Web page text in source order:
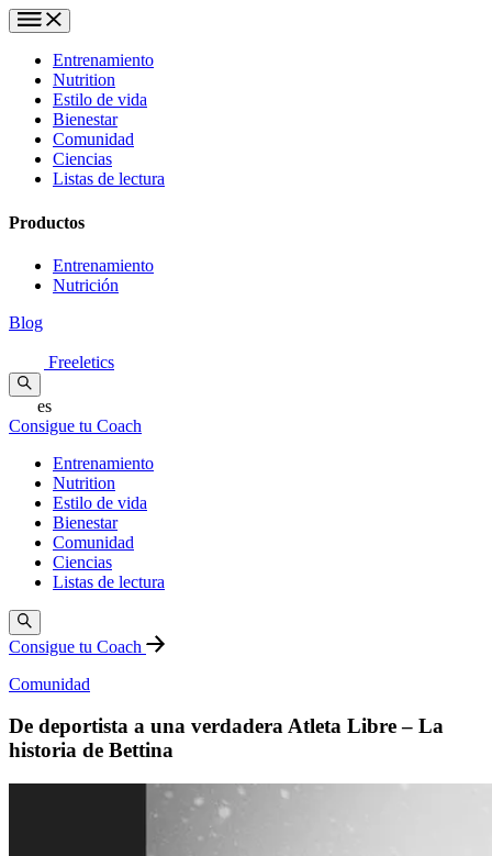
Entrenamiento
Nutrition
Estilo de vida
Bienestar
Comunidad
Ciencias
Listas de lectura
Productos
Entrenamiento
Nutrición
Blog
Freeletics
es
Consigue tu Coach
Entrenamiento
Nutrition
Estilo de vida
Bienestar
Comunidad
Ciencias
Listas de lectura
Consigue tu Coach
Comunidad
De deportista a una verdadera Atleta Libre – La
historia de Bettina